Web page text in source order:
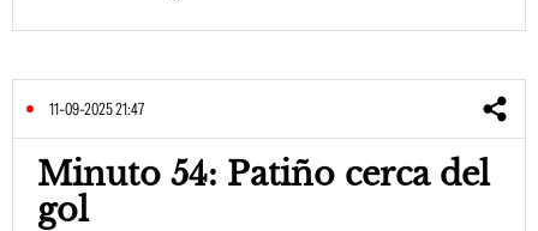
11-09-2025 21:47
Minuto 54: Patiño cerca del
gol